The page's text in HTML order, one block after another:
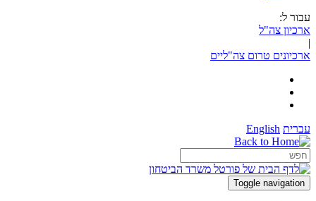
עבור ל:
ארכיון צה"ל
|
ארכיונים טרום צה"ליים
עברית English
Toggle navigation